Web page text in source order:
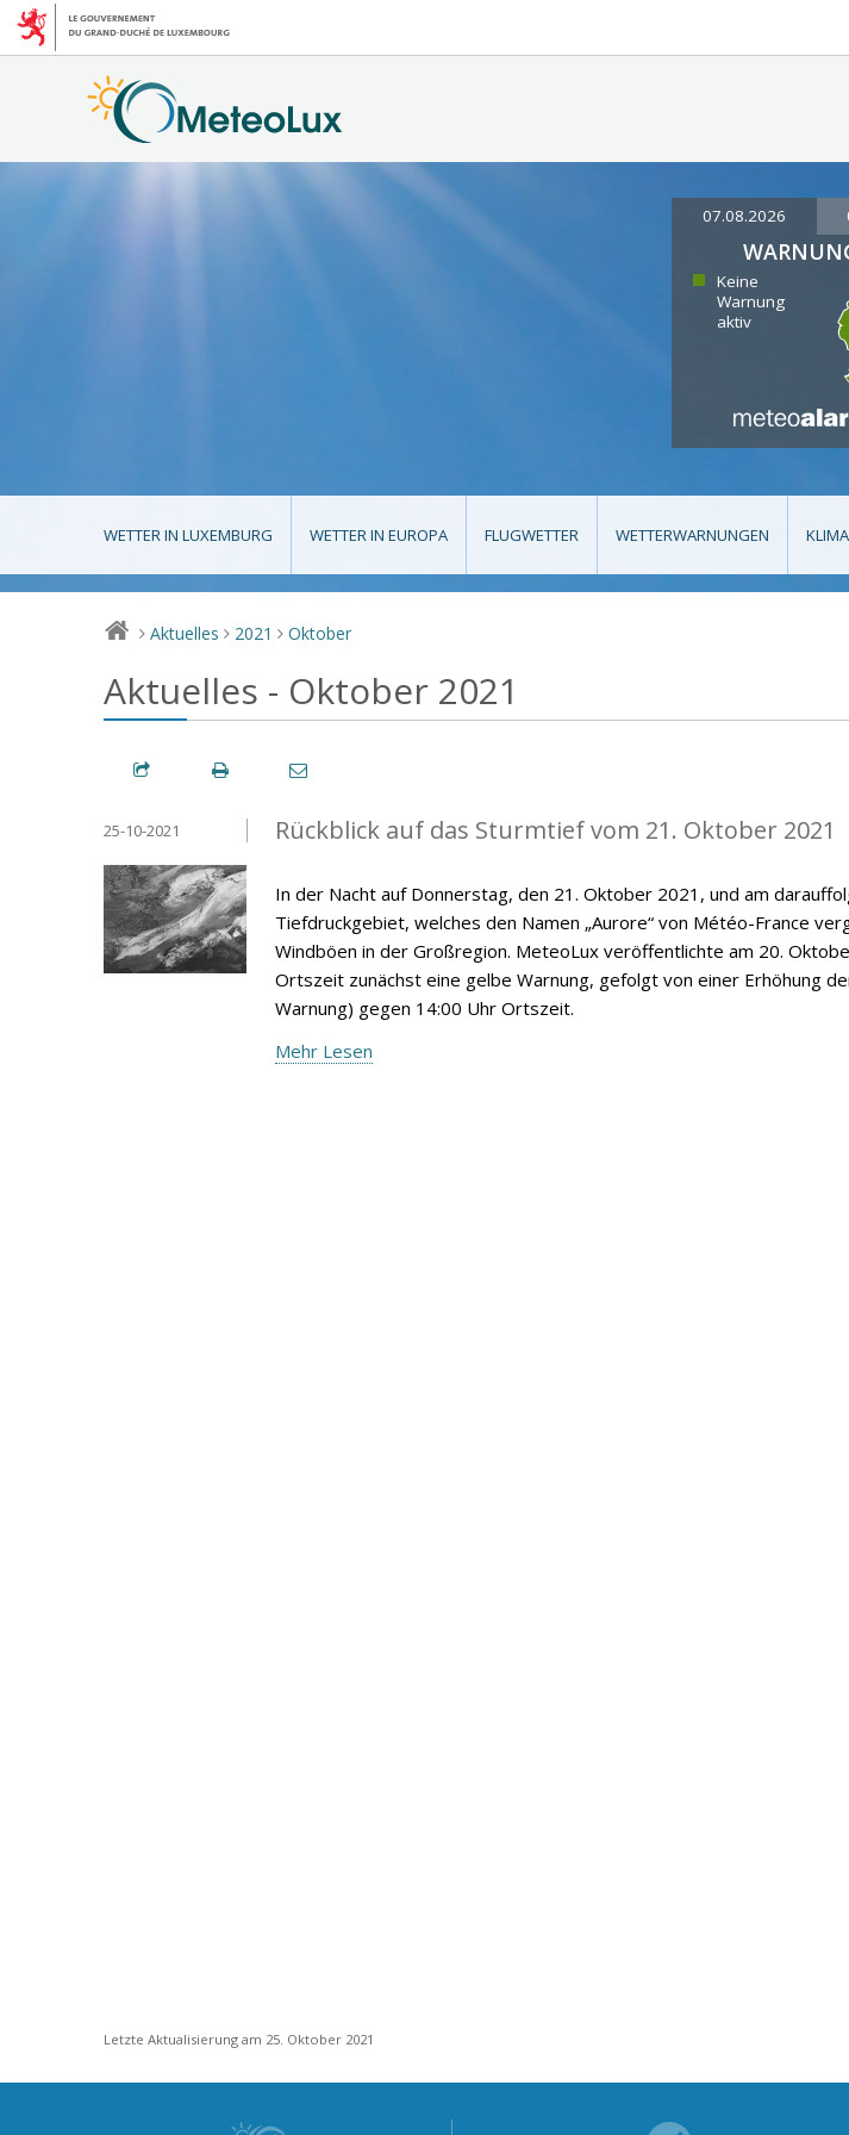
07.08.2026
Keine
Warnung
aktiv
WETTER IN LUXEMBURG WETTER IN EUROPA FLUGWETTER WETTERWARNUNGEN KLIMA
> Aktuelles > 2021 > Oktober
Aktuelles - Oktober 2021
Rückblick auf das Sturmtief vom 21. Oktober 2021
25-10-2021
In der Nacht auf Donnerstag, den 21. Oktober 2021, und am
Tiefdruckgebiet, welches den Namen „Aurore“ von Météo-France
Windböen in der Großregion. MeteoLux veröffentlichte am 20.
Ortszeit zunächst eine gelbe Warnung, gefolgt von einer Erhöhung
Warnung) gegen 14:00 Uhr Ortszeit.
Mehr Lesen
Letzte Aktualisierung am 25. Oktober 2021